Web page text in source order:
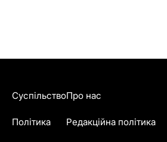
Суспільство
Політика
Про нас
Редакційна політика